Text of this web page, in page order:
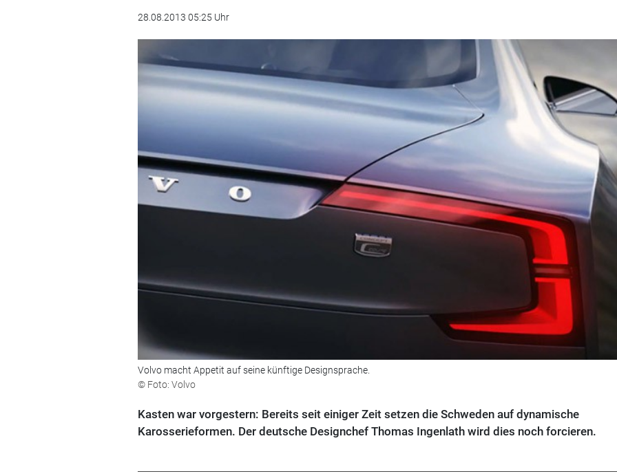
28.08.2013 05:25 Uhr
Volvo macht Appetit auf seine künftige Designsprache.
© Foto: Volvo
Kasten war vorgestern: Bereits seit einiger Zeit setzen die Schweden auf dynamische
Karosserieformen. Der deutsche Designchef Thomas Ingenlath wird dies noch forcieren.